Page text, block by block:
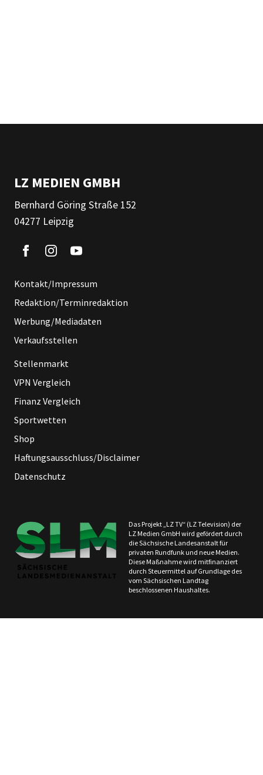
LZ MEDIEN GMBH
Bernhard Göring Straße 152
04277 Leipzig
Kontakt/Impressum
Redaktion/Terminredaktion
Werbung/Mediadaten
Verkaufsstellen
Stellenmarkt
VPN Vergleich
Finanz Vergleich
Sportwetten
Shop
Haftungsausschluss/Disclaimer
Datenschutz
Das Projekt „LZ TV“ (LZ Television) der
LZ Medien GmbH wird gefördert durch
die Sächsische Landesanstalt für
privaten Rundfunk und neue Medien.
Diese Maßnahme wird mitfinanziert
durch Steuermittel auf Grundlage des
vom Sächsischen Landtag
beschlossenen Haushaltes.